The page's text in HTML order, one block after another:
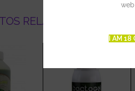
I AM 18
RELACIONADOS